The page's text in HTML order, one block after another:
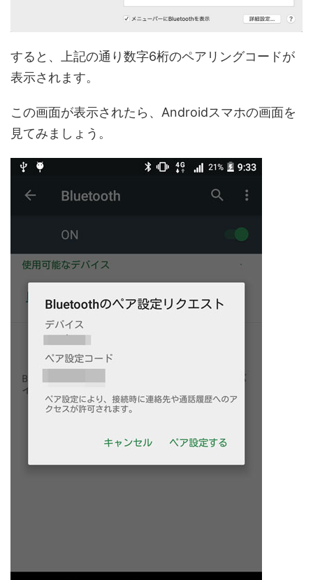
すると、上記の通り数字6桁のペアリングコードが
表示されます。
この画面が表示されたら、Androidスマホの画面を
見てみましょう。